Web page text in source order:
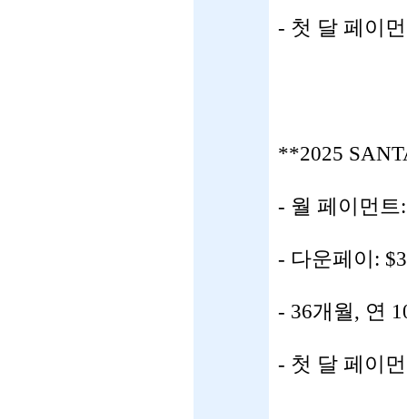
- 첫 달 페이
**2025
- 월 페이먼트
- 다운페이:
- 36개월, 연
- 첫 달 페이